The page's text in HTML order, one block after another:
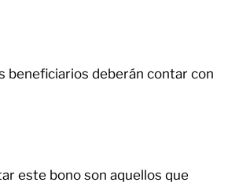
beneficiarios deberán contar con
este bono son aquellos que